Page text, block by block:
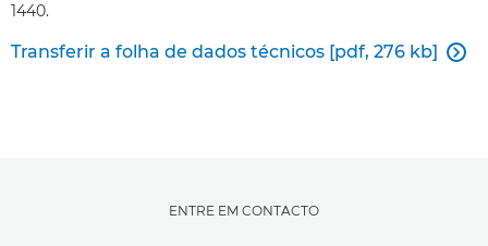
1440.
Transferir a folha de dados técnicos [pdf, 276 kb] 
ENTRE EM CONTACTO